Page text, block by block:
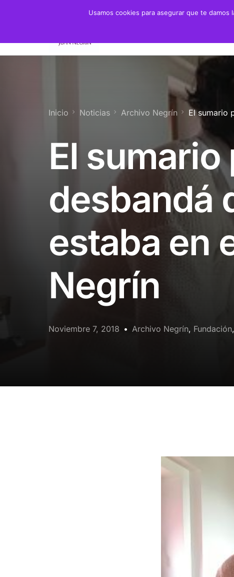
Presidenta de Honor
Patronato y Consejo
Objetivos
Servicios
Inicio Noticias Archivo Negrín El sumario
El
desbandá
estaba en
Negrín
Noviembre 7, 2018 Archivo Negrín, Fundación,
Usamos cookies para asegurar que te